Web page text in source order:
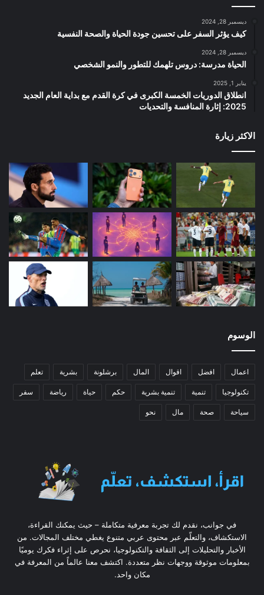
ديسمبر 28, 2024
كيف يؤثر السفر على تحسين جودة الحياة والصحة النفسية
ديسمبر 28, 2024
الحياة مدرسة: دروس تلهمك للتطور والنمو الشخصي
يناير 1, 2025
انطلاق الدوريات الخمسة الكبرى في كرة القدم مع بداية العام الجديد
2025: إثارة المنافسة والتحديات
الاكثر زيارة
الوسوم
اعمال افضل اقوال المال برشلونة بشرية تعلم
تكنولوجيا تنمية تنمية بشرية حكم حياة رياضة سفر
سياحة صحة مال نحو
في جوانب، نقدم لك تجربة معرفية متكاملة – حيث يمكنك القراءة،
الاستكشاف، والتعلّم عبر محتوى عربي متنوع يغطي مختلف المجالات. من
الأخبار والتحليلات إلى الثقافة والتكنولوجيا، نحرص على إثراء فكرك يوميًا
بمعلومات موثوقة ووجهات نظر متعددة. اكتشف معنا عالماً من المعرفة في
مكان واحد.